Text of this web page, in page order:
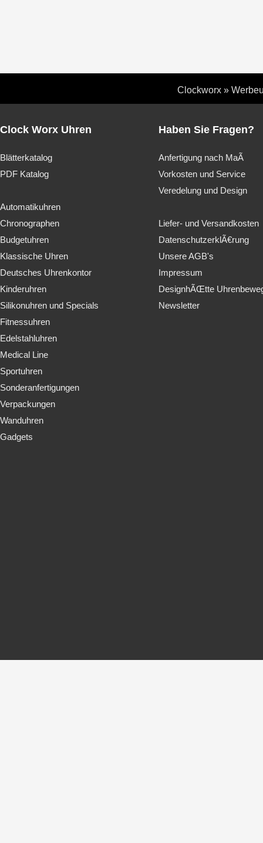
Clockworx»
Clock Worx Uhren
Blätterkatalog
PDF Katalog
Automatikuhren
Chronographen
Budgetuhren
Klassische Uhren
Deutsches Uhrenkontor
Kinderuhren
Silikonuhren und Specials
Fitnessuhren
Edelstahluhren
Medical Line
Sportuhren
Sonderanfertigungen
Verpackungen
Wanduhren
Gadgets
Haben Sie Fragen?
Anfertigung nach MaÃ
Vorkosten und Service
Veredelung und Design
Liefer- und Versandkosten
DatenschutzerklÃ€rung
Unsere AGB's
Impressum
DesignhÃŒtte
Newsletter